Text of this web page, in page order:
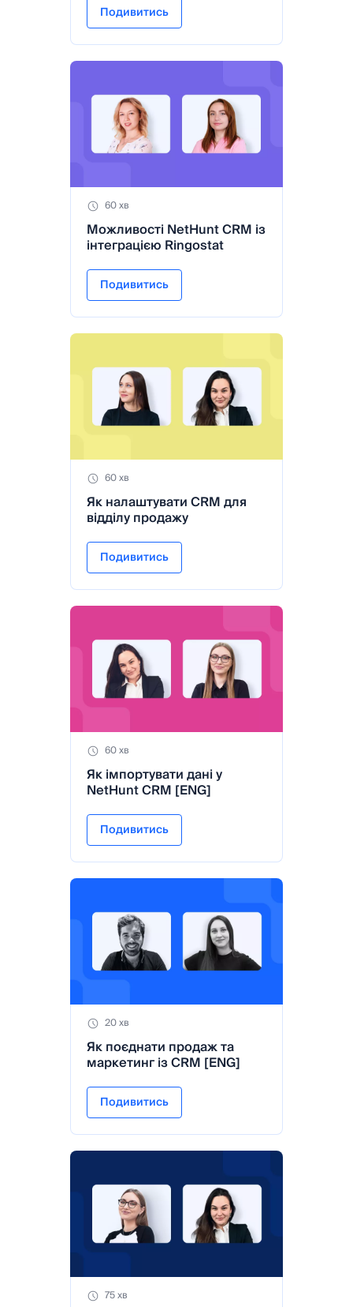
Подивитись
60 хв
Можливості NetHunt CRM із
інтеграцією Ringostat
Подивитись
60 хв
Як налаштувати CRM для
відділу продажу
Подивитись
60 хв
Як імпортувати дані у
NetHunt CRM [ENG]
Подивитись
20 хв
Як поєднати продаж та
маркетинг із CRM [ENG]
Подивитись
75 хв